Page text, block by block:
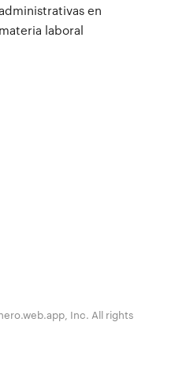
en
materia laboral
Inc. All rights